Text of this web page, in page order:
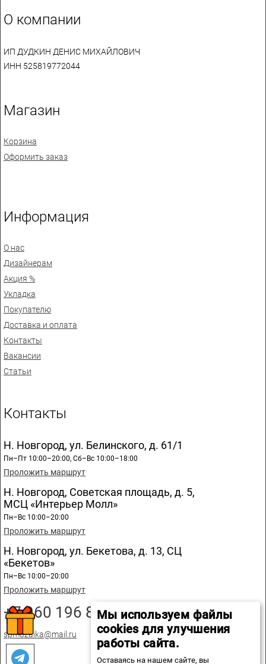
О компании
ИП ДУДКИН ДЕНИС МИХАЙЛОВИЧ
ИНН 525819772044
Магазин
Корзина
Оформить заказ
Информация
О нас
Дизайнерам
Акция %
Укладка
Покупателю
Доставка и оплата
Контакты
Вакансии
Статьи
Контакты
Н. Новгород, ул. Белинского, д. 61/1
Пн–Пт 10:00–20:00, Сб–Вс 10:00–18:00
Проложить маршрут
Н. Новгород, Советская площадь, д. 5,
МСЦ «Интерьер Молл»
Пн–Вс 10:00–20:00
Проложить маршрут
Н. Новгород, ул. Бекетова, д. 13, СЦ
«Бекетов»
Пн–Вс 10:00–20:00
Проложить маршрут
+7 960 196 89 20
spmozaika@mail.ru
Мы используем файлы
cookies для улучшения
работы сайта.
Оставаясь на нашем сайте, вы